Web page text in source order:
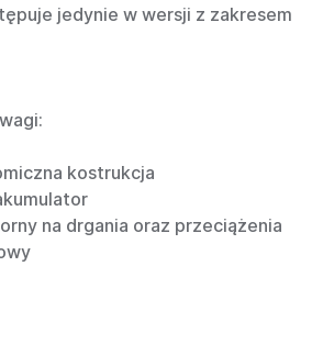
jedynie w wersji z zakresem
kostrukcja
na drgania oraz przeciążenia